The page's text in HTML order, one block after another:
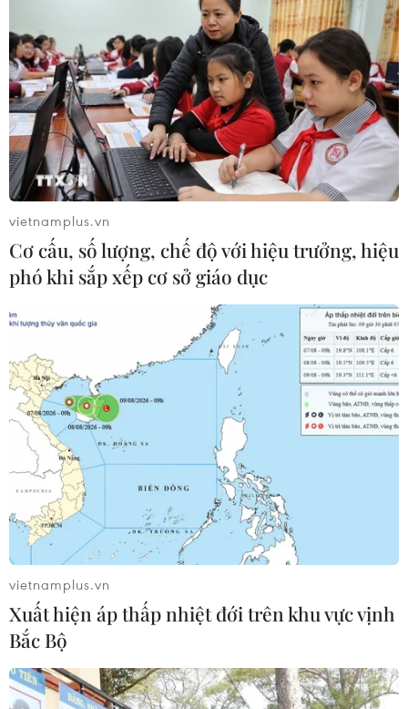
vietnamplus.vn
Cơ cấu, số lượng, chế độ với hiệu trưởng, hiệu
phó khi sắp xếp cơ sở giáo dục
vietnamplus.vn
Xuất hiện áp thấp nhiệt đới trên khu vực vịnh
Bắc Bộ